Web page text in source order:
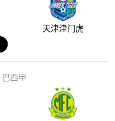
天津津门虎
巴西甲